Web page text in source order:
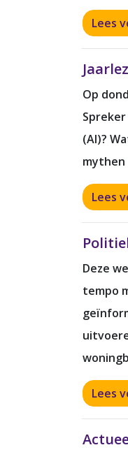
Lees
Op
(AI)?
mythen
Lees
Deze
tempo
Lees